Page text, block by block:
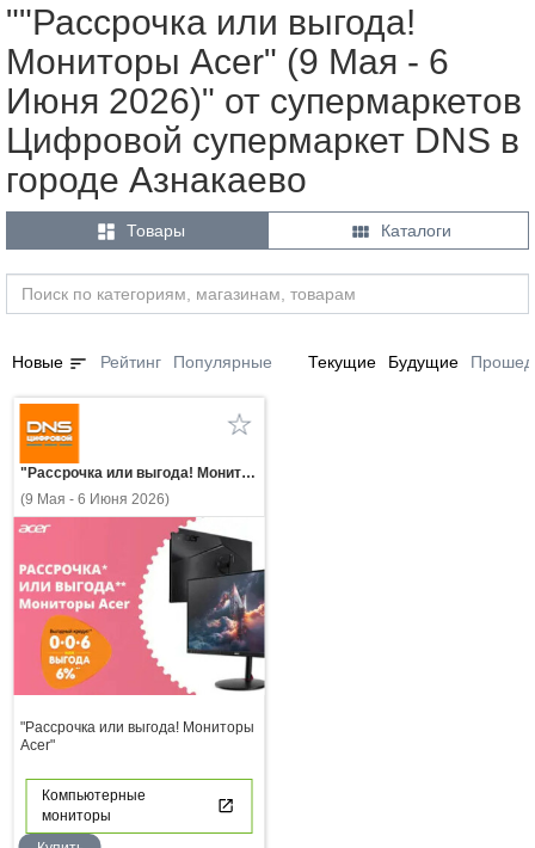
""Рассрочка или выгода!
Мониторы Acer" (9 Мая - 6
Июня 2026)" от супермаркетов
Цифровой супермаркет DNS в
городе Азнакаево
 Товары  Каталоги
Новые sort Рейтинг Популярные Текущие Будущие
"Рассрочка или выгода! Мониторы Acer"
(9 Мая - 6 Июня 2026)
"Рассрочка или выгода! Мониторы
Acer"
Компьютерные
мониторы